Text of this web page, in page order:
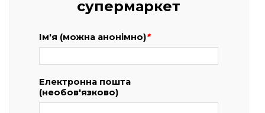
супермаркет
Ім'я (можна анонімно)*
Електронна пошта
(необов'язково)